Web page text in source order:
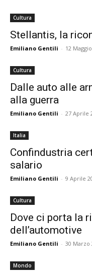
Cultura
Stellantis, la
Emiliano Gentili - 12
Cultura
Dalle auto alle
alla guerra
Emiliano Gentili - 27 Aprile
Italia
Confindustria
salario
Emiliano Gentili - 9 Aprile
Cultura
Dove ci porta la
dell’automotive
Emiliano Gentili - 30 Marzo
Mondo